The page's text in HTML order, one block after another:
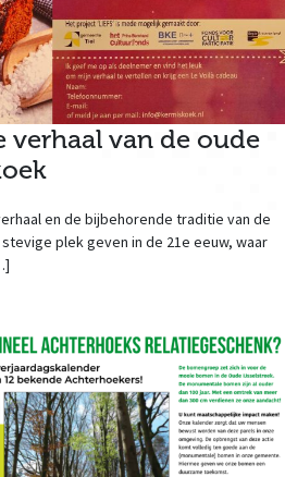
verhaal van de oude
en de bijbehorende traditie van de
plek geven in de 21e eeuw, waar